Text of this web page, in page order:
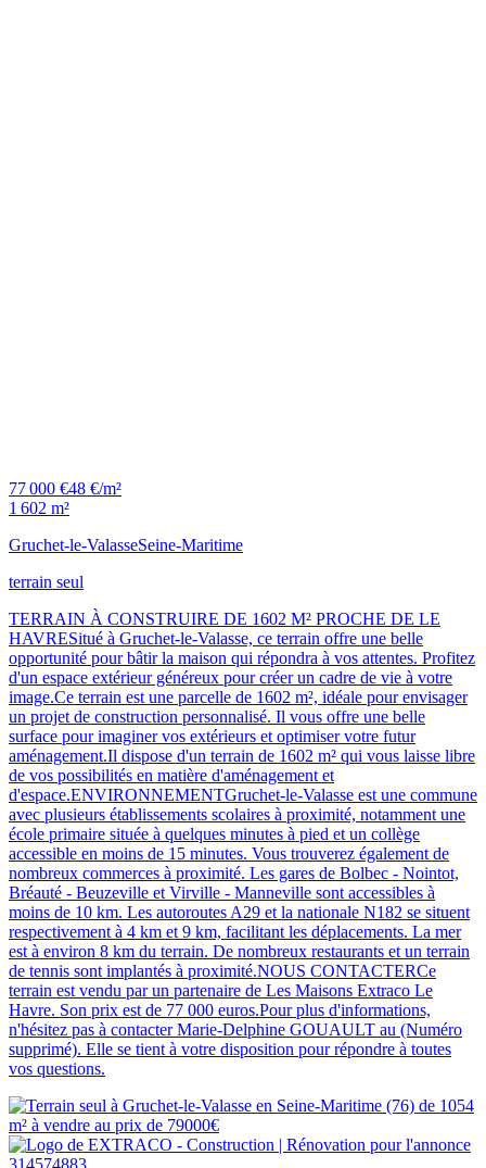
77 000 €48 €/m²
1 602 m²
Gruchet-le-ValasseSeine-Maritime
terrain seul
TERRAIN À CONSTRUIRE DE 1602 M² PROCHE DE LE
HAVRESitué à Gruchet-le-Valasse, ce terrain offre une belle
opportunité pour bâtir la maison qui répondra à vos attentes. Profitez
d'un espace extérieur généreux pour créer un cadre de vie à votre
image.Ce terrain est une parcelle de 1602 m², idéale pour envisager
un projet de construction personnalisé. Il vous offre une belle
surface pour imaginer vos extérieurs et optimiser votre futur
aménagement.Il dispose d'un terrain de 1602 m² qui vous laisse libre
de vos possibilités en matière d'aménagement et
d'espace.ENVIRONNEMENTGruchet-le-Valasse est une commune
avec plusieurs établissements scolaires à proximité, notamment une
école primaire située à quelques minutes à pied et un collège
accessible en moins de 15 minutes. Vous trouverez également de
nombreux commerces à proximité. Les gares de Bolbec - Nointot,
Bréauté - Beuzeville et Virville - Manneville sont accessibles à
moins de 10 km. Les autoroutes A29 et la nationale N182 se situent
respectivement à 4 km et 9 km, facilitant les déplacements. La mer
est à environ 8 km du terrain. De nombreux restaurants et un terrain
de tennis sont implantés à proximité.NOUS CONTACTERCe
terrain est vendu par un partenaire de Les Maisons Extraco Le
Havre. Son prix est de 77 000 euros.Pour plus d'informations,
n'hésitez pas à contacter Marie-Delphine GOUAULT au (Numéro
supprimé). Elle se tient à votre disposition pour répondre à toutes
vos questions.